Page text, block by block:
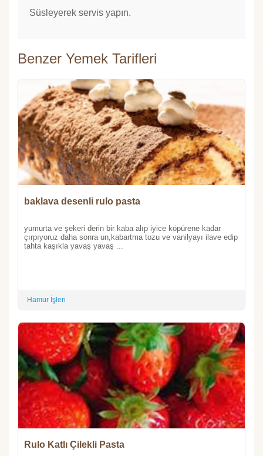
Süsleyerek servis yapın.
Benzer Yemek Tarifleri
baklava desenli rulo pasta
yumurta ve şekeri derin bir kaba alıp iyice köpürene kadar
çırpıyoruz daha sonra un,kabartma tozu ve vanilyayı ilave edip
tahta kaşıkla yavaş yavaş ...
Hamur İşleri
Rulo Katlı Çilekli Pasta